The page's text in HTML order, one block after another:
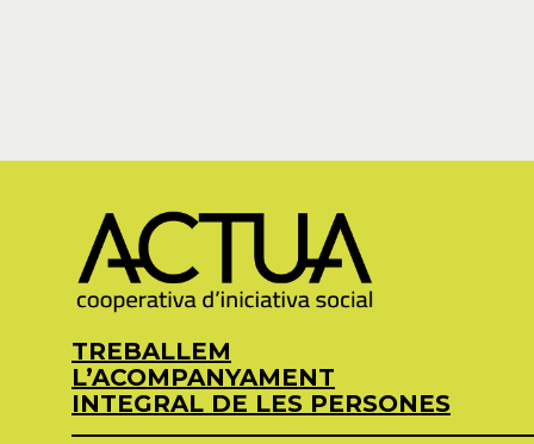
TREBALLEM
L’ACOMPANYAMENT
INTEGRAL DE LES PERSONES